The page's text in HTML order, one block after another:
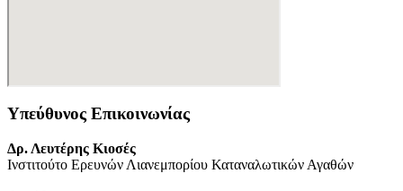
Υπεύθυνος Επικοινωνίας
Δρ. Λευτέρης Κιοσές
Ινστιτούτο Ερευνών Λιανεμπορίου Καταναλωτικών Αγαθών